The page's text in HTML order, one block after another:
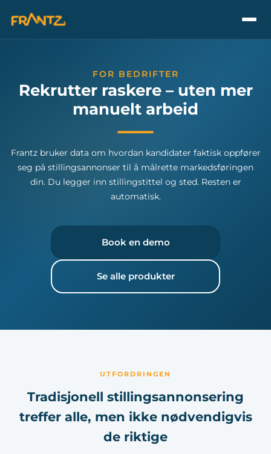
FOR BEDRIFTER
Rekrutter raskere – uten mer
manuelt arbeid
Frantz bruker data om hvordan kandidater faktisk oppfører
seg på stillingsannonser til å målrette markedsføringen
din. Du legger inn stillingstittel og sted. Resten er
automatisk.
Book en demo
Se alle produkter
UTFORDRINGEN
Tradisjonell stillingsannonsering
treffer alle, men ikke nødvendigvis
de riktige